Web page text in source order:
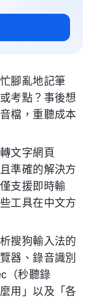
腳亂地記筆
考點？事後想
檔，重聽成本
文字網頁
準確的解決方
支援即時輸
工具在中文方
搜狗輸入法的
器、錄音識別
（秒聽錄
用」以及「各